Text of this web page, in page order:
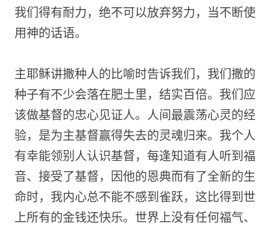
我们得有耐力，绝不可以放弃努力，当不断使
用神的话语。
主耶稣讲撒种人的比喻时告诉我们，我们撒的
种子有不少会落在肥土里，结实百倍。我们应
该做基督的忠心见证人。人间最震荡心灵的经
验，是为主基督赢得失去的灵魂归来。我个人
有幸能领别人认识基督，每逢知道有人听到福
音、接受了基督，因他的恩典而有了全新的生
命时，我内心总不能不感到雀跃，这比得到世
上所有的金钱还快乐。世界上没有任何福气、